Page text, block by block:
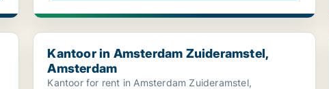
Kantoor in Amsterdam Zuideramstel, Amsterdam
Kantoor in Amsterdam Zuideramstel,
Amsterdam
Kantoor for rent in Amsterdam Zuideramstel,